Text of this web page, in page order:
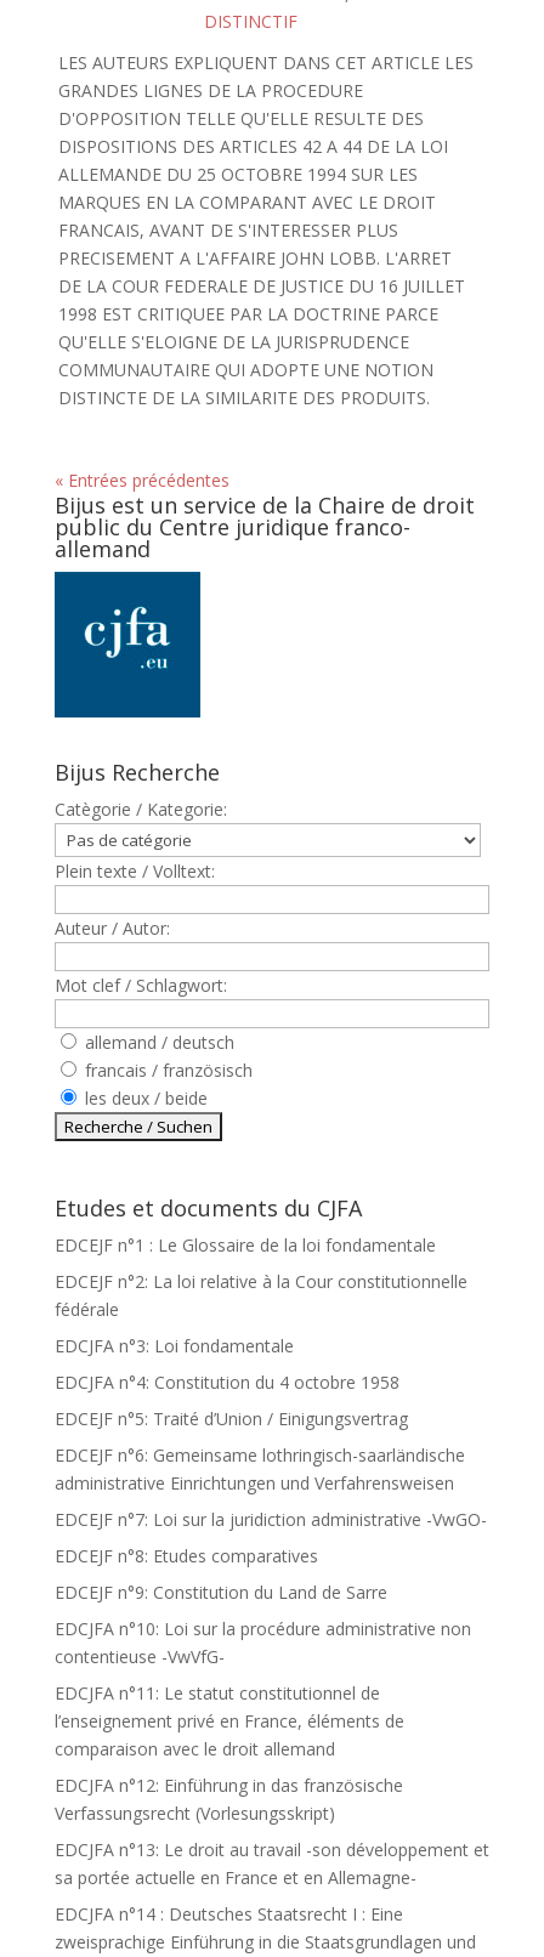
DISTINCTIF
LES AUTEURS EXPLIQUENT DANS CET ARTICLE LES
GRANDES LIGNES DE LA PROCEDURE
D'OPPOSITION TELLE QU'ELLE RESULTE DES
DISPOSITIONS DES ARTICLES 42 A 44 DE LA LOI
ALLEMANDE DU 25 OCTOBRE 1994 SUR LES
MARQUES EN LA COMPARANT AVEC LE DROIT
FRANCAIS, AVANT DE S'INTERESSER PLUS
PRECISEMENT A L'AFFAIRE JOHN LOBB. L'ARRET
DE LA COUR FEDERALE DE JUSTICE DU 16 JUILLET
1998 EST CRITIQUEE PAR LA DOCTRINE PARCE
QU'ELLE S'ELOIGNE DE LA JURISPRUDENCE
COMMUNAUTAIRE QUI ADOPTE UNE NOTION
DISTINCTE DE LA SIMILARITE DES PRODUITS.
« Entrées précédentes
Bijus est un service de la Chaire de droit
public du Centre juridique franco-
allemand
Bijus Recherche
Catègorie / Kategorie:
Plein texte / Volltext:
Auteur / Autor:
Mot clef / Schlagwort:
allemand / deutsch
francais / französisch
les deux / beide
Etudes et documents du CJFA
EDCEJF n°1 : Le Glossaire de la loi fondamentale
EDCEJF n°2: La loi relative à la Cour constitutionnelle
fédérale
EDCJFA n°3: Loi fondamentale
EDCJFA n°4: Constitution du 4 octobre 1958
EDCEJF n°5: Traité d’Union / Einigungsvertrag
EDCEJF n°6: Gemeinsame lothringisch-saarländische
administrative Einrichtungen und Verfahrensweisen
EDCEJF n°7: Loi sur la juridiction administrative -VwGO-
EDCEJF n°8: Etudes comparatives
EDCEJF n°9: Constitution du Land de Sarre
EDCJFA n°10: Loi sur la procédure administrative non
contentieuse -VwVfG-
EDCJFA n°11: Le statut constitutionnel de
l’enseignement privé en France, éléments de
comparaison avec le droit allemand
EDCJFA n°12: Einführung in das französische
Verfassungsrecht (Vorlesungsskript)
EDCJFA n°13: Le droit au travail -son développement et
sa portée actuelle en France et en Allemagne-
EDCJFA n°14 : Deutsches Staatsrecht I : Eine
zweisprachige Einführung in die Staatsgrundlagen und